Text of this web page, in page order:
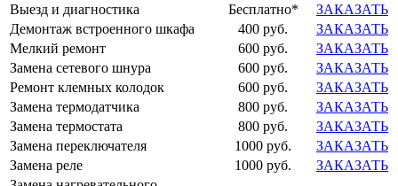
Выезд и диагностика
Бесплатно*
ЗАКАЗАТЬ
Демонтаж встроенного шкафа
400 руб.
ЗАКАЗАТЬ
Мелкий ремонт
600 руб.
ЗАКАЗАТЬ
Замена сетевого шнура
600 руб.
ЗАКАЗАТЬ
Ремонт клемных колодок
600 руб.
ЗАКАЗАТЬ
Замена термодатчика
800 руб.
ЗАКАЗАТЬ
Замена термостата
800 руб.
ЗАКАЗАТЬ
Замена переключателя
1000 руб.
ЗАКАЗАТЬ
Замена реле
1000 руб.
ЗАКАЗАТЬ